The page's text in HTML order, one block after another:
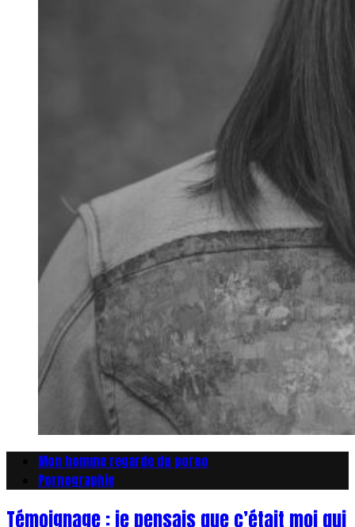
Mon homme regarde du porno
Pornographie
Témoignage : je pensais que c’était moi qui